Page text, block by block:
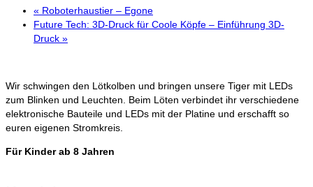
« Roboterhaustier – Egone
Future Tech: 3D-Druck für Coole Köpfe – Einführung 3D-
Druck »
Wir schwingen den Lötkolben und bringen unsere Tiger mit LEDs
zum Blinken und Leuchten. Beim Löten verbindet ihr verschiedene
elektronische Bauteile und LEDs mit der Platine und erschafft so
euren eigenen Stromkreis.
Für Kinder ab 8 Jahren